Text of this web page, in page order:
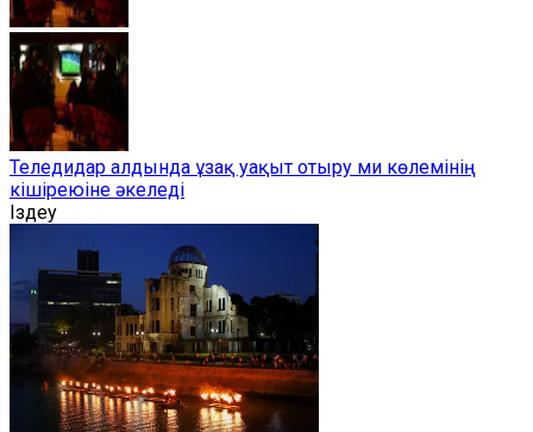
Теледидар алдында ұзақ уақыт отыру ми көлемінің
кішіреюіне әкеледі
Іздеу